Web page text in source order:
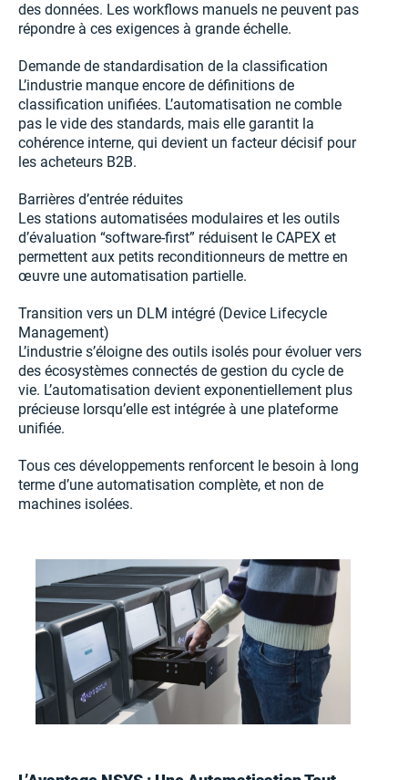
des données. Les workflows manuels ne peuvent pas
répondre à ces exigences à grande échelle.
Demande de standardisation de la classification
L’industrie manque encore de définitions de
classification unifiées. L’automatisation ne comble
pas le vide des standards, mais elle garantit la
cohérence interne, qui devient un facteur décisif pour
les acheteurs B2B.
Barrières d’entrée réduites
Les stations automatisées modulaires et les outils
d’évaluation “software-first” réduisent le CAPEX et
permettent aux petits reconditionneurs de mettre en
œuvre une automatisation partielle.
Transition vers un DLM intégré (Device Lifecycle
Management)
L’industrie s’éloigne des outils isolés pour évoluer vers
des écosystèmes connectés de gestion du cycle de
vie. L’automatisation devient exponentiellement plus
précieuse lorsqu’elle est intégrée à une plateforme
unifiée.
Tous ces développements renforcent le besoin à long
terme d’une automatisation complète, et non de
machines isolées.